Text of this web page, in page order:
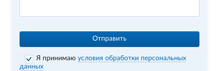
Отправить
Я принимаюусловия обработки персональных
данных